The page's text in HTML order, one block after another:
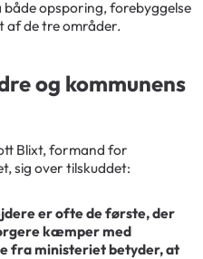
opsporing, forebyggelse
af de tre områder.
og kommunens
Blixt, formand for
sig over tilskuddet:
er ofte de første, der
kæmper med
fra ministeriet betyder, at